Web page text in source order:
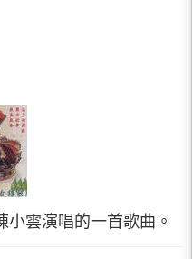
小雲演唱的一首歌曲。